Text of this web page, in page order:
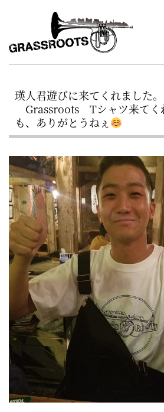
浜
グ
ス
ル
ー
ツ
–
YOKOHAMA
Grassroots
–
駅
北
西
口
か
ら
徒
歩
約
3
分・
鶴
屋
町
に
あ
る
イ
瑛人君遊びに来てくれました。
Grassroots Tシャツ来てく
も、ありがとうねぇ